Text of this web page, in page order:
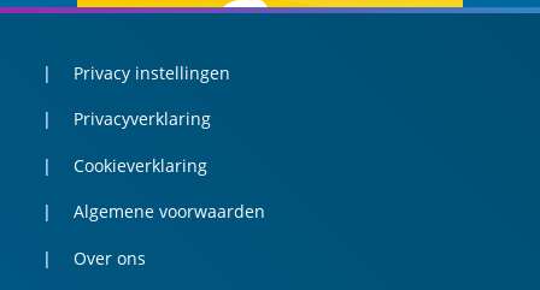
Privacy instellingen
Privacyverklaring
Cookieverklaring
Algemene voorwaarden
Over ons